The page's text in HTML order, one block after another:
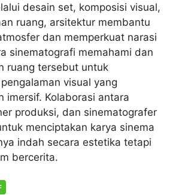
desain set, komposisi visual,
ruang, arsitektur membantu
dan memperkuat narasi
sinematografi memahami dan
ruang tersebut untuk
visual yang
imersif. Kolaborasi antara
produksi, dan sinematografer
menciptakan karya sinema
indah secara estetika tetapi
bercerita.